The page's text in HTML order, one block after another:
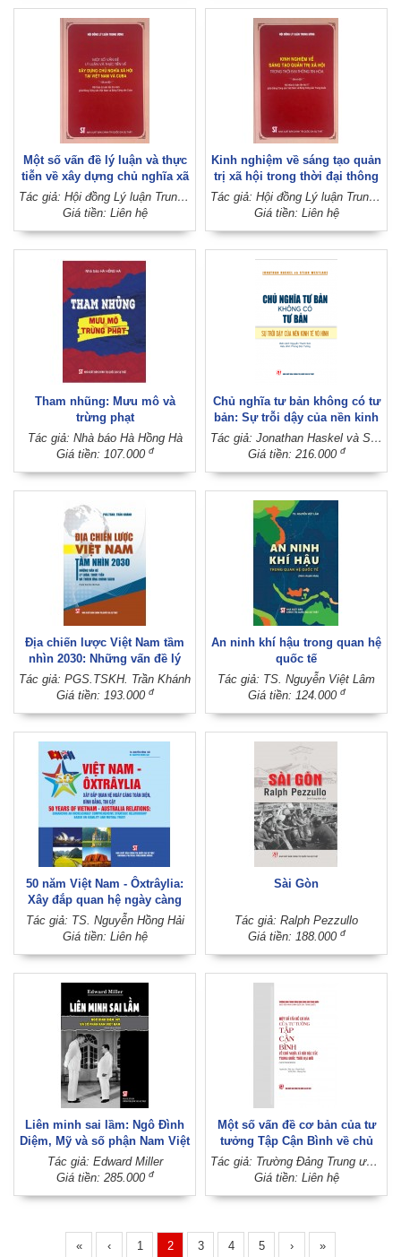
Một số vấn đề lý luận và thực
tiễn về xây dựng chủ nghĩa xã
hội tại Việt Nam và Cuba - Hội
thảo lý luận lần thứ năm giữa
Tác giả: Hội đồng Lý luận Trung ương
Giá tiền: Liên hệ
Kinh nghiệm về sáng tạo quản
trị xã hội trong thời đại thông
tin hóa - Hội thảo lý luận lần
thứ 17 giữa Đảng Cộng sản
Tác giả: Hội đồng Lý luận Trung ương
Giá tiền: Liên hệ
Tham nhũng: Mưu mô và
trừng phạt
Tác giả: Nhà báo Hà Hồng Hà
Giá tiền: 107.000 đ
Chủ nghĩa tư bản không có tư
bản: Sự trỗi dậy của nền kinh
tế vô hình
Tác giả: Jonathan Haskel và Stian Westlake; Biên dịch: Nguyễn Thanh Sơn; Hiệu đính: Phùng Đức Tường
Giá tiền: 216.000 đ
Địa chiến lược Việt Nam tầm
nhìn 2030: Những vấn đề lý
luận, thực tiễn và thích ứng
chính sách (Xuất bản lần thứ
Tác giả: PGS.TSKH. Trần Khánh
Giá tiền: 193.000 đ
An ninh khí hậu trong quan hệ
quốc tế
Tác giả: TS. Nguyễn Việt Lâm
Giá tiền: 124.000 đ
50 năm Việt Nam - Ôxtrâylia:
Xây đắp quan hệ ngày càng
toàn diện, bình đẳng, tin cậy
(50 years of Vietnam -
comprehensive strategic
relationship based on equality
and mutual trust)
Tác giả: TS. Nguyễn Hồng Hải
Giá tiền: Liên hệ
Sài Gòn
Tác giả: Ralph Pezzullo
Giá tiền: 188.000 đ
Liên minh sai lầm: Ngô Đình
Diệm, Mỹ và số phận Nam Việt
Nam (Sách tham khảo)
Tác giả: Edward Miller
Giá tiền: 285.000 đ
Một số vấn đề cơ bản của tư
tưởng Tập Cận Bình về chủ
nghĩa xã hội đặc sắc Trung
Quốc thời đại mới
Tác giả: Trường Đảng Trung ương Đảng Cộng sản Trung Quốc (Học viện Hành chính quốc gia, Trung Quốc)
Giá tiền: Liên hệ
« ‹ 1 2 3 4 5 › »